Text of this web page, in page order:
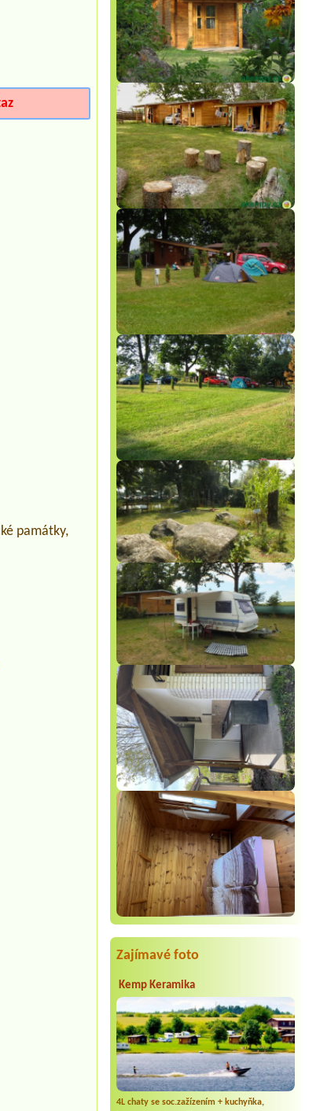
Termín od 2026-07-29 |Autocamp
Erika
1 camper + 2 adults + 1 child
Termín od 2026-07-27 |Koupaliště a
kemp Křtiny
Chatka pro 1dospělí a 3 děti
Termín od 2026-08-03 |Kemp
Western
Srub
Zajímavé foto
Kemp Keramika
4L chaty se soc.zažízením + kuchyňka,
památky,